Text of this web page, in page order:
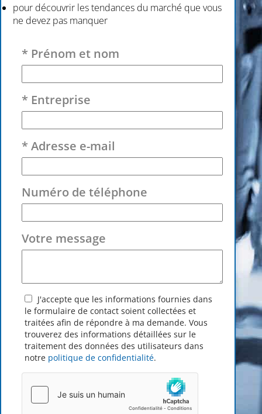
pour découvrir les tendances du marché que vous
ne devez pas manquer
* Prénom et nom
* Entreprise
* Adresse e-mail
Numéro de téléphone
Votre message
J'accepte que les informations fournies dans
le formulaire de contact soient collectées et
traitées afin de répondre à ma demande. Vous
trouverez des informations détaillées sur le
traitement des données des utilisateurs dans
notre politique de confidentialité.